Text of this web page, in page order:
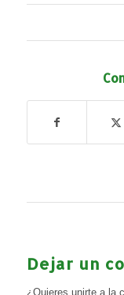
Dejar un
¿Quieres unirte a la